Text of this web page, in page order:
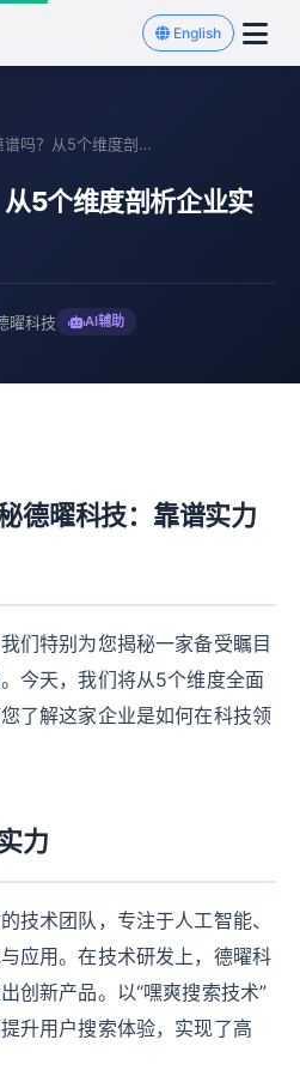
English
"德曜科技靠谱吗？从5个维度剖析企业实力！"
5个维度剖析企业实
曜科技 AI辅助
德曜科技：靠谱实力
们特别为您揭秘一家备受瞩目
今天，我们将从5个维度全面
了解这家企业是如何在科技领
力
技术团队，专注于人工智能、
应用。在技术研发上，德曜科
创新产品。以“嘿爽搜索技术”
升用户搜索体验，实现了高